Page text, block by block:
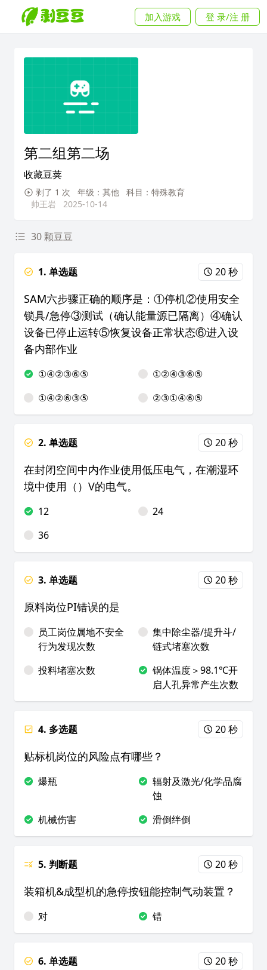
加入游戏 登 录/注 册
第二组第二场
收藏豆荚
剥了 1 次 年级：其他
科目：特殊教育
帅王岩
2025-10-14
30 颗豆豆
1. 单选题 20 秒
SAM六步骤正确的顺序是：①停机②使用安全
锁具/急停③测试（确认能量源已隔离）④确认
设备已停止运转⑤恢复设备正常状态⑥进入设
备内部作业
①④②③⑥⑤
①②④③⑥⑤
①④②⑥③⑤
②③①④⑥⑤
2. 单选题 20 秒
在封闭空间中内作业使用低压电气，在潮湿环
境中使用（）V的电气。
12
24
36
3. 单选题 20 秒
原料岗位PI错误的是
员工岗位属地不安全
行为发现次数
集中除尘器/提升斗/
链式堵塞次数
投料堵塞次数
锅体温度＞98.1℃开
启人孔异常产生次数
4. 多选题 20 秒
贴标机岗位的风险点有哪些？
爆瓶
辐射及激光/化学品腐
蚀
机械伤害
滑倒绊倒
5. 判断题 20 秒
装箱机&成型机的急停按钮能控制气动装置？
对 错
6. 单选题 20 秒